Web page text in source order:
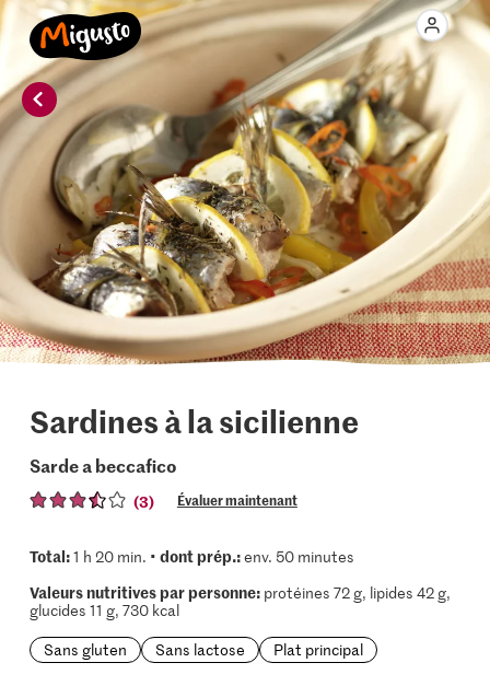
Sardines à la sicilienne
Sarde a beccafico
(3) Évaluer maintenant
Total:1 h 20 min. • dont prép.:env. 50 minutes
Valeurs nutritives par personne:protéines 72 g, lipides 42 g,
glucides 11 g, 730 kcal
Sans gluten
Sans lactose Plat principal